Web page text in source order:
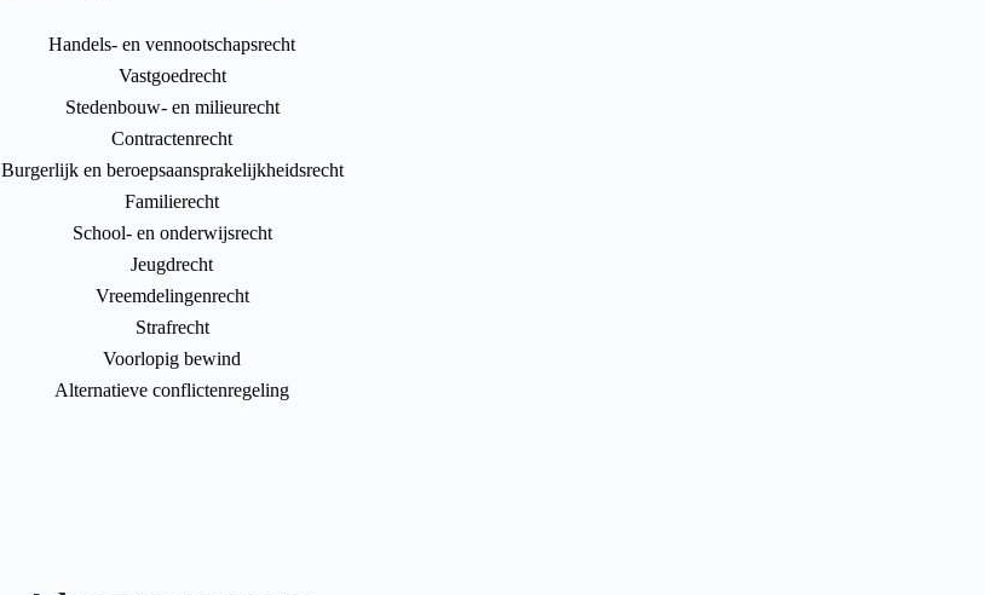
Handels- en vennootschapsrecht
Vastgoedrecht
Stedenbouw- en milieurecht
Contractenrecht
Burgerlijk en beroepsaansprakelijkheidsrecht
Familierecht
School- en onderwijsrecht
Jeugdrecht
Vreemdelingenrecht
Strafrecht
Voorlopig bewind
Alternatieve conflictenregeling